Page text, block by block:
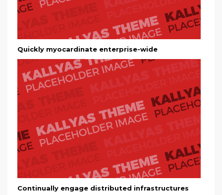
Quickly myocardinate enterprise-wide
Continually engage distributed infrastructures